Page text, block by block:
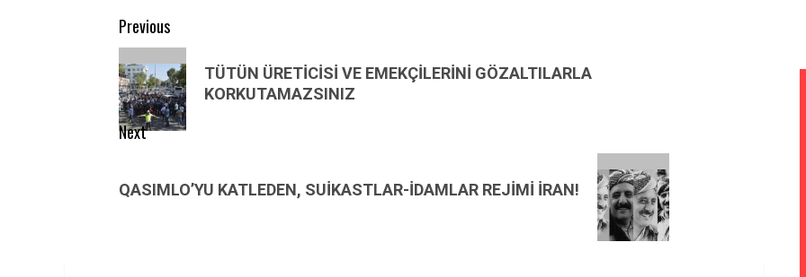
Post
navigation
Previous
Previous
post:
TÜTÜN ÜRETİCİSİ VE EMEKÇİLERİNİ GÖZALTILARLA
KORKUTAMAZSINIZ
Next
post:
QASIMLO’YU KATLEDEN, SUİKASTLAR-İDAMLAR REJİMİ İRAN!